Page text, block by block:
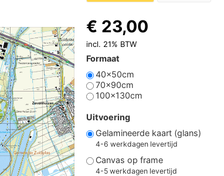
Formaat
40x50cm
70x90cm
100x130cm
Uitvoering
Gelamineerde kaart (glans)
4-6 werkdagen levertijd
Canvas op frame
4-5 werkdagen levertijd
€ 23,00
incl. 21% BTW